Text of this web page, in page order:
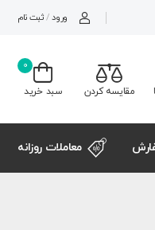
ورود / ثبت نام
مقایسه کردن
0
سبد خرید
معاملات روزانه